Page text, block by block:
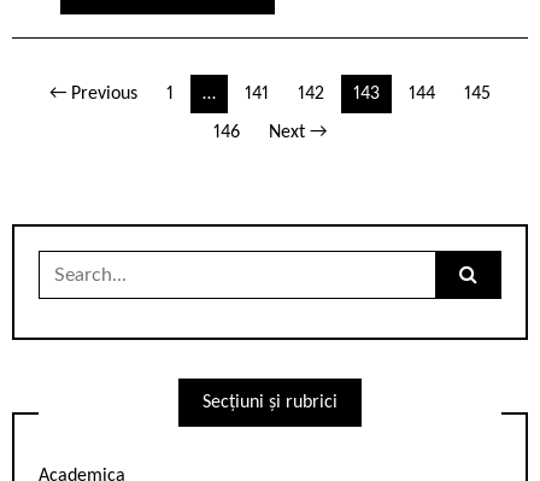
Paginație
← Previous 1 … 141 142 143 144
145
146
Next →
Search
Secțiuni și rubrici
Academica